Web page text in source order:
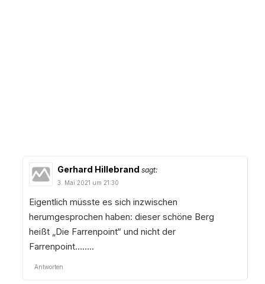
Gerhard Hillebrand sagt:
3. Mai 2021 um 21:30
Eigentlich müsste es sich inzwischen
herumgesprochen haben: dieser schöne Berg
heißt „Die Farrenpoint“ und nicht der
Farrenpoint……..
Antworten